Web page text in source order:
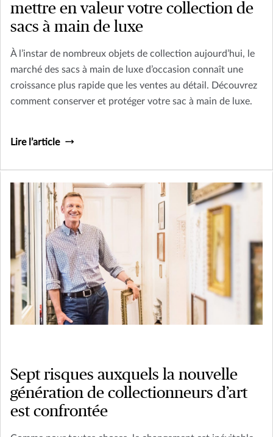
mettre en valeur votre collection de
sacs à main de luxe
À l’instar de nombreux objets de collection aujourd’hui, le
marché des sacs à main de luxe d’occasion connaît une
croissance plus rapide que les ventes au détail. Découvrez
comment conserver et protéger votre sac à main de luxe.
Lire l’article
Sept risques auxquels la nouvelle
génération de collectionneurs d’art
est confrontée